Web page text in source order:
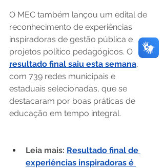
O MEC também lançou um edital de
reconhecimento de experiências
inspiradoras de gestão pública e
projetos político pedagógicos. O
resultado final saiu esta semana,
com 739 redes municipais e
estaduais selecionadas, que se
destacaram por boas práticas de
educação em tempo integral.
Leia mais: Resultado final de
experiências inspiradoras é